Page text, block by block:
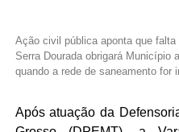
Ação civil pública aponta que
Serra Dourada obrigará Município
quando a rede de saneamento for
Após atuação da